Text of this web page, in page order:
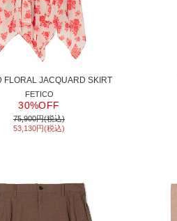
FLORAL JACQUARD SKIRT
FETICO
30%OFF
75,900円(税込)
53,130円(税込)